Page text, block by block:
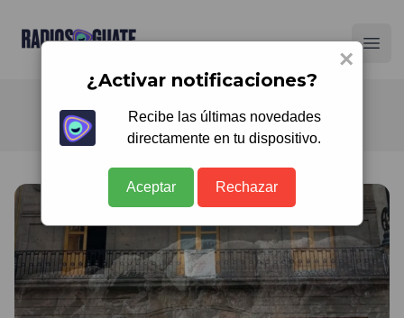
Radios Guate
×
¿Activar notificaciones?
Recibe las últimas novedades
directamente en tu dispositivo.
Aceptar Rechazar